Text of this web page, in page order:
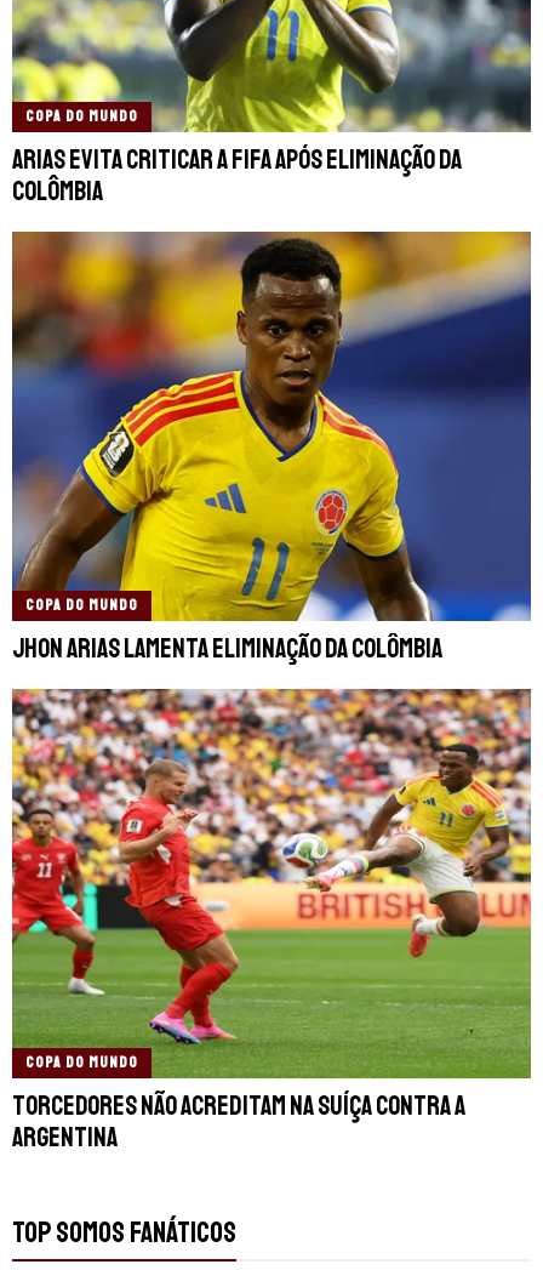
COPA DO MUNDO
Arias evita criticar a FIFA após eliminação da
Colômbia
COPA DO MUNDO
Jhon Arias lamenta eliminação da Colômbia
COPA DO MUNDO
Torcedores não acreditam na Suíça contra a
Argentina
TOP SOMOS FANÁTICOS